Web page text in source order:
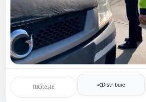
Citește Distribuie